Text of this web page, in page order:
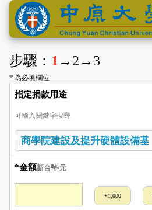
步驟： 1→ 2→ 3
* 為必填欄位
指定捐款用途
可輸入關鍵字搜尋
*金額新台幣/元
+1,000